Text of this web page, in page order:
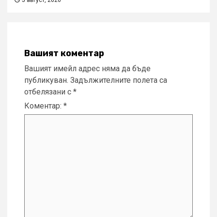
Вашият коментар
Вашият имейл адрес няма да бъде
публикуван. Задължителните полета са
отбелязани с *
Коментар: *